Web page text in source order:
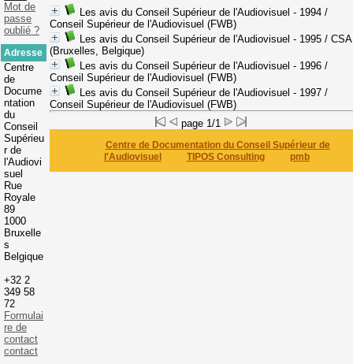
Les avis du Conseil Supérieur de l'Audiovisuel - 1994/
Conseil Supérieur de l'Audiovisuel (FWB)
Les avis du Conseil Supérieur de l'Audiovisuel - 1995/ CSA
(Bruxelles, Belgique)
Les avis du Conseil Supérieur de l'Audiovisuel - 1996/
Conseil Supérieur de l'Audiovisuel (FWB)
Les avis du Conseil Supérieur de l'Audiovisuel - 1997/
Conseil Supérieur de l'Audiovisuel (FWB)
page 1/1
Centre de Documentation du Conseil Supérieur de
l'Audiovisuel
TIPOS Consulting pmb
Mot de
passe
oublié ?
Adresse
Centre
de
Docume
ntation
du
Conseil
Supérieu
r de
l'Audiovi
suel
Rue
Royale
89
1000
Bruxelle
s
Belgique
+32 2
349 58
72
Formulai
re de
contact
contact